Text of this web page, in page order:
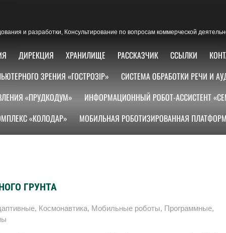
и разработки, Консультирование по вопросам коммерческой
ДИРЕКЦИЯ ХРАНИЛИЩЕ РАССКАЗЧИК ССЫЛКИ
ЗРЕНИЯ «ГОСТРОЗІР»
СИСТЕМА ОБРАБОТКИ РЕЧИ И
«ПРУДКОДУМ»
ИНФОРМАЦИОННЫЙ РОБОТ-АССИСТЕНТ
«КОЛОДАР»
МОБИЛЬНАЯ РОБОТИЗИРОВАННАЯ
ГРУНТА
, Космонавтика, Мобильные роботы, Программные,